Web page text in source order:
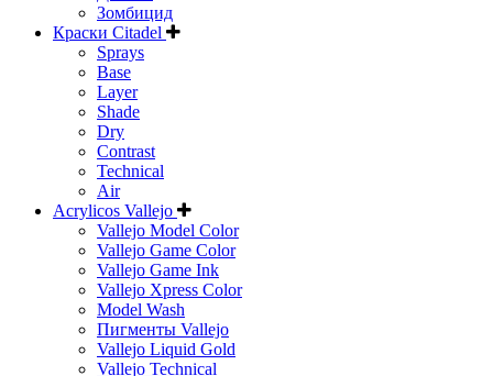
Зомбицид
Краски Citadel
Sprays
Base
Layer
Shade
Dry
Contrast
Technical
Air
Acrylicos Vallejo
Vallejo Model Color
Vallejo Game Color
Vallejo Game Ink
Vallejo Xpress Color
Model Wash
Пигменты Vallejo
Vallejo Liquid Gold
Vallejo Technical